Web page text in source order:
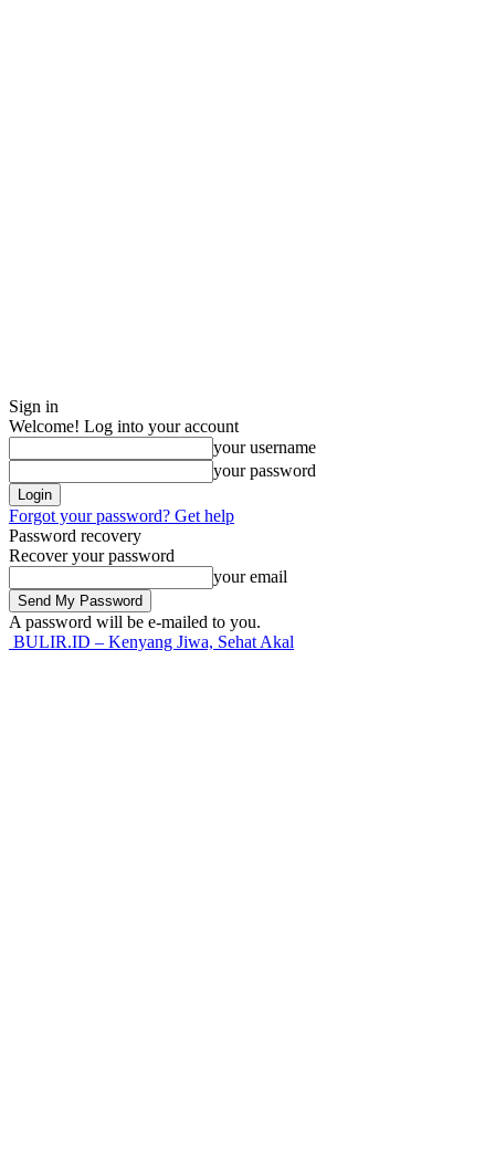
Sign in
Welcome! Log into your account
your username
your password
Forgot your password? Get help
Password recovery
Recover your password
your email
A password will be e-mailed to you.
BULIR.ID – Kenyang Jiwa, Sehat Akal